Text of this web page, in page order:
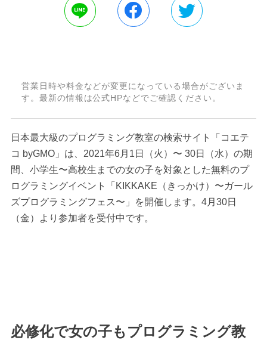
営業日時や料金などが変更になっている場合がございま
す。最新の情報は公式HPなどでご確認ください。
日本最大級のプログラミング教室の検索サイト「コエテ
コ byGMO」は、2021年6月1日（火）〜 30日（水）の期
間、小学生〜高校生までの女の子を対象とした無料のプ
ログラミングイベント「KIKKAKE（きっかけ）〜ガール
ズプログラミングフェス〜」を開催します。4月30日
（金）より参加者を受付中です。
必修化で女の子もプログラミング教